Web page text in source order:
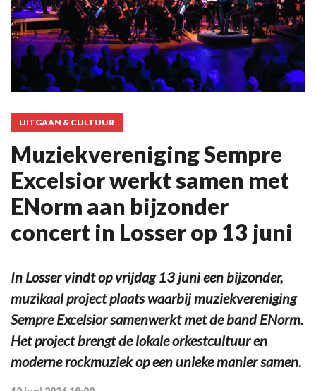
UITGAAN & CULTUUR
Muziekvereniging Sempre
Excelsior werkt samen met
ENorm aan bijzonder
concert in Losser op 13 juni
In Losser vindt op vrijdag 13 juni een bijzonder,
muzikaal project plaats waarbij muziekvereniging
Sempre Excelsior samenwerkt met de band ENorm.
Het project brengt de lokale orkestcultuur en
moderne rockmuziek op een unieke manier samen.